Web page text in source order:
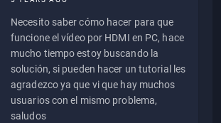
Necesito saber cómo hacer para que
funcione el vídeo por HDMI en PC, hace
mucho tiempo estoy buscando la
solución, si pueden hacer un tutorial les
agradezco ya que vi que hay muchos
usuarios con el mismo problema,
saludos